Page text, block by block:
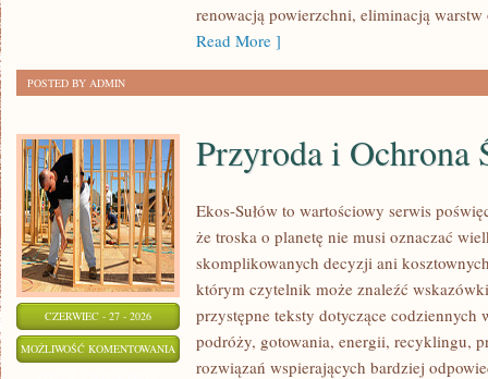
renowacją powierzchni, eliminacją
Read More ]
POSTED BY ADMIN
CZERWIEC - 27 - 2026
MOŻLIWOŚĆ KOMENTOWANIA PRZYRODA
Przyroda i Ochrona
Ekos-Sułów to wartościowy serwis
że troska o planetę nie musi oznaczać
skomplikowanych decyzji ani
którym czytelnik może znaleźć
przystępne teksty dotyczące
podróży, gotowania, energii, recyklingu,
rozwiązań wspierających bardziej